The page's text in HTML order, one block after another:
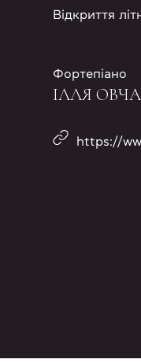
Відкриття
Фортепіано
ІЛЛЯ
https://